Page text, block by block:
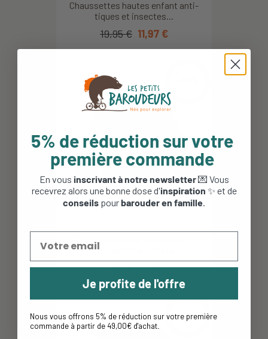
Chaussettes hautes enfant anti-
tiques et insectes...
19,95 € 11,97 €
T-shirt manches longues anti-
insectes enfant Inista...
29,95 € 17,97 €
-40%
5% de réduction sur votre
première commande
En vous inscrivant à notre newsletter💌 Vous
recevrez alors une bonne dose d'inspiration ✨ et de
conseils pourbarouder en famille
Je profite de l'offre
Nous vous offrons 5% de réduction sur votre première
commande à partir de 49,00€ d'achat